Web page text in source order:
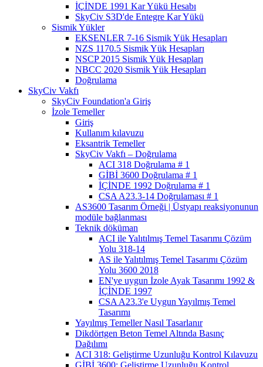
İÇİNDE 1991 Kar Yükü Hesabı
SkyCiv S3D'de Entegre Kar Yükü
Sismik Yükler
EKSENLER 7-16 Sismik Yük Hesapları
NZS 1170.5 Sismik Yük Hesapları
NSCP 2015 Sismik Yük Hesapları
NBCC 2020 Sismik Yük Hesapları
Doğrulama
SkyCiv Vakfı
SkyCiv Foundation'a Giriş
İzole Temeller
Giriş
Kullanım kılavuzu
Eksantrik Temeller
SkyCiv Vakfı – Doğrulama
ACI 318 Doğrulama # 1
GİBİ 3600 Doğrulama # 1
İÇİNDE 1992 Doğrulama # 1
CSA A23.3-14 Doğrulaması # 1
AS3600 Tasarım Örneği | Üstyapı reaksiyonunun
modüle bağlanması
Teknik döküman
ACI ile Yalıtılmış Temel Tasarımı Çözüm
Yolu 318-14
AS ile Yalıtılmış Temel Tasarımı Çözüm
Yolu 3600 2018
EN'ye uygun İzole Ayak Tasarımı 1992 &
İÇİNDE 1997
CSA A23.3'e Uygun Yayılmış Temel
Tasarımı
Yayılmış Temeller Nasıl Tasarlanır
Dikdörtgen Beton Temel Altında Basınç
Dağılımı
ACI 318: Geliştirme Uzunluğu Kontrol Kılavuzu